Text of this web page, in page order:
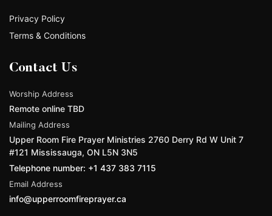
Privacy Policy
Terms & Conditions
Contact Us
Worship Address
Remote online TBD
Mailing Address
Upper Room Fire Prayer Ministries 2760 Derry Rd W Unit 7
#121 Mississauga, ON L5N 3N5
Telephone number: +1 437 383 7115
Email Address
info@upperroomfireprayer.ca